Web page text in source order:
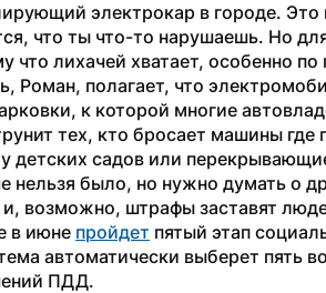
электрокар в городе.
что ты что-то нарушаешь. Но
что лихачей хватает, особенно
Роман, полагает, что
к которой многие
тех, кто бросает машины где
детских садов или
нельзя было, но нужно думать о
возможно, штрафы заставят
в июне пройдет пятый этап
автоматически выберет пять
ПДД.